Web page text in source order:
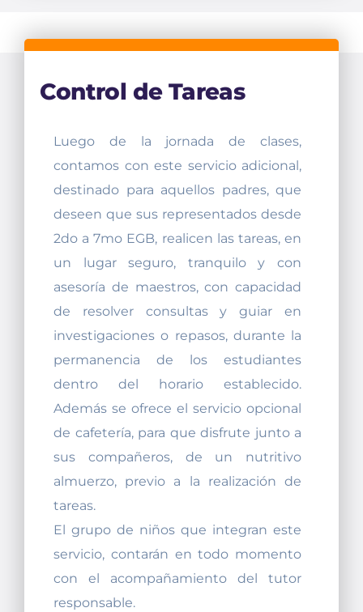
Control de Tareas
Luego de la jornada de clases,
contamos con este servicio adicional,
destinado para aquellos padres, que
deseen que sus representados desde
2do a 7mo EGB, realicen las tareas, en
un lugar seguro, tranquilo y con
asesoría de maestros, con capacidad
de resolver consultas y guiar en
investigaciones o repasos, durante la
permanencia de los estudiantes
dentro del horario establecido.
Además se ofrece el servicio opcional
de cafetería, para que disfrute junto a
sus compañeros, de un nutritivo
almuerzo, previo a la realización de
tareas.
El grupo de niños que integran este
servicio, contarán en todo momento
con el acompañamiento del tutor
responsable.